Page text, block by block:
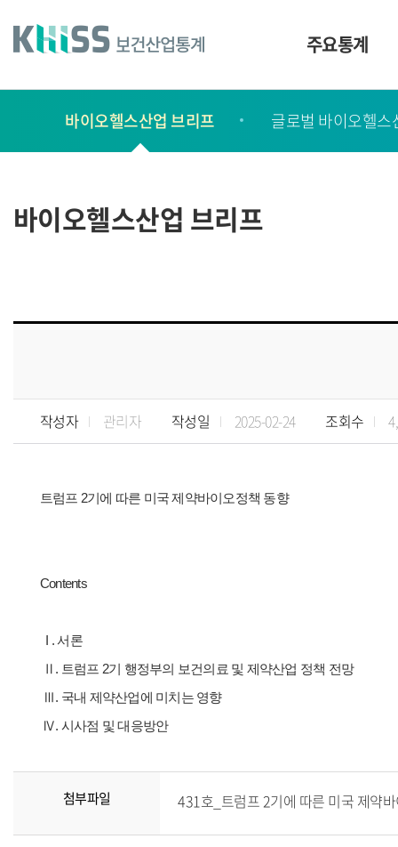
건
주요통계
서
간
행
바이오헬스산업 브리프 글로벌 바이오헬스
바이오헬스산업 브리프
작성자 관리자 작성일 2025-02-24 조회수
트럼프 2기에 따른 미국 제약바이오정책 동향
Contents
I . 서론
Ⅱ. 트럼프 2기 행정부의 보건의료 및 제약산업 정책 전망
Ⅲ. 국내 제약산업에 미치는 영향
Ⅳ. 시사점 및 대응방안
첨부파일 431호_트럼프 2기에 따른 미국 제약